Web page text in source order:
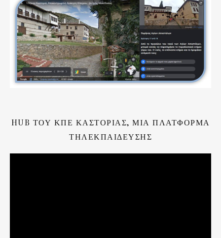
HUB ΤΟΥ ΚΠΕ ΚΑΣΤΟΡΙΆΣ, ΜΙΑ ΠΛΑΤΦΌΡΜΑ
ΤΗΛΕΚΠΑΊΔΕΥΣΗΣ